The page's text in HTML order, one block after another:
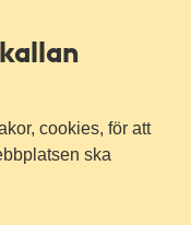
cookies, för att
ska